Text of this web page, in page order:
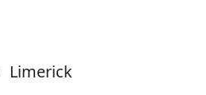
Limerick